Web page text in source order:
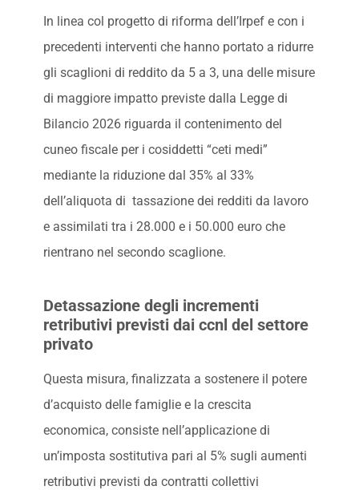
In linea col progetto di riforma dell’Irpef e con i
precedenti interventi che hanno portato a ridurre
gli scaglioni di reddito da 5 a 3, una delle misure
di maggiore impatto previste dalla Legge di
Bilancio 2026 riguarda il contenimento del
cuneo fiscale per i cosiddetti “ceti medi”
mediante la riduzione dal 35% al 33%
dell’aliquota di tassazione dei redditi da lavoro
e assimilati tra i 28.000 e i 50.000 euro che
rientrano nel secondo scaglione.
Detassazione degli incrementi
retributivi previsti dai ccnl del settore
privato
Questa misura, finalizzata a sostenere il potere
d’acquisto delle famiglie e la crescita
economica, consiste nell’applicazione di
un’imposta sostitutiva pari al 5% sugli aumenti
retributivi previsti da contratti collettivi